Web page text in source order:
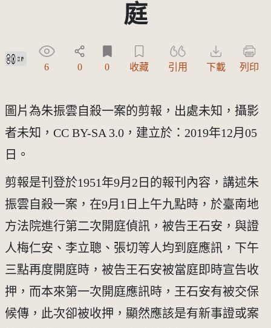
庭
創用CC姓名標示 3.0 台灣及其後版本(CC BY 3.0 TW +)
6 0 0 收藏 引用 下載 列印
圖片為朱振雲自殺一案的剪報，出處未知，攝影
者未知，CC BY-SA 3.0，建立於：2019年12月05
日。
剪報是刊登於1951年9月2日的報刊內容，講述朱
振雲自殺一案，在9月1日上午九點時，於臺南地
方法院進行第二次開庭偵訊，被告王石安，與證
人梅仁安、李立聰、張切等人均到庭應訊，下午
三點再度開庭時，被告王石安被當庭即時宣告收
押，而本來第一次開庭應訊時，王石安有被交保
候傳，此次卻被收押，顯然應該是有新事證或案